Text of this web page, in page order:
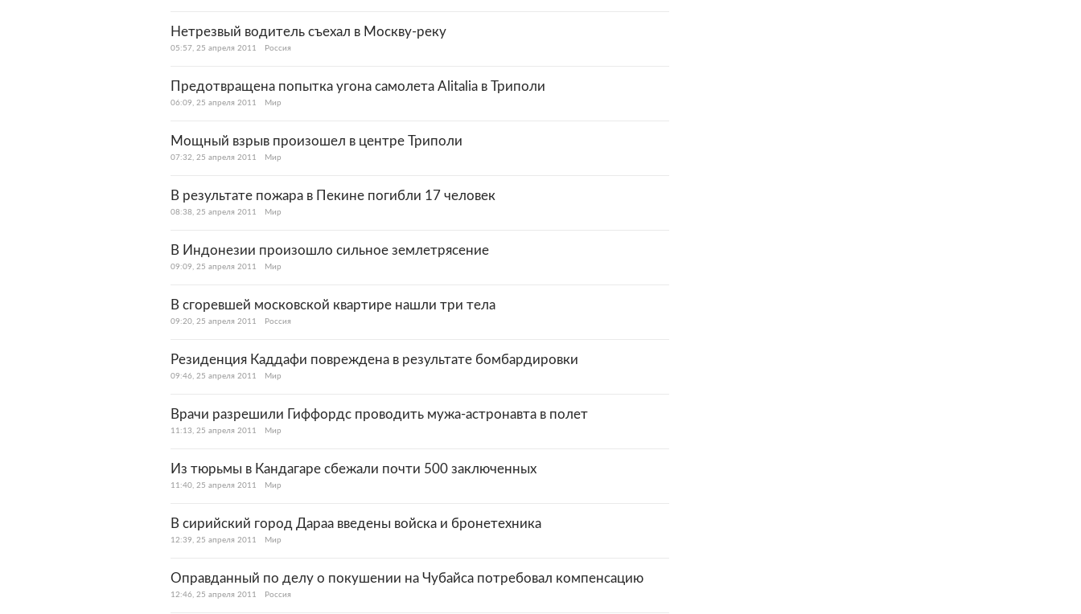
Нетрезвый водитель съехал в Москву-реку
05:57, 25 апреля 2011 Россия
Предотвращена попытка угона самолета Alitalia в Триполи
06:09, 25 апреля 2011 Мир
Мощный взрыв произошел в центре Триполи
07:32, 25 апреля 2011 Мир
В результате пожара в Пекине погибли 17 человек
08:38, 25 апреля 2011 Мир
В Индонезии произошло сильное землетрясение
09:09, 25 апреля 2011 Мир
В сгоревшей московской квартире нашли три тела
09:20, 25 апреля 2011 Россия
Резиденция Каддафи повреждена в результате бомбардировки
09:46, 25 апреля 2011 Мир
Врачи разрешили Гиффордс проводить мужа-астронавта в полет
11:13, 25 апреля 2011 Мир
Из тюрьмы в Кандагаре сбежали почти 500 заключенных
11:40, 25 апреля 2011 Мир
В сирийский город Дараа введены войска и бронетехника
12:39, 25 апреля 2011 Мир
Оправданный по делу о покушении на Чубайса потребовал компенсацию
12:46, 25 апреля 2011 Россия